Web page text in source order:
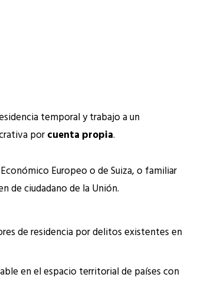
temporal y trabajo a un
porcuenta propia.
Europeo o de Suiza, o familiar
de ciudadano de la Unión.
de residencia por delitos existentes en
en el espacio territorial de países con